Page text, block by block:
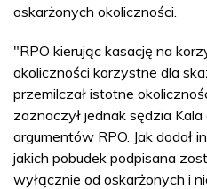
oskarżonych okoliczności.
"RPO kierując kasację na
okoliczności korzystne dla
przemilczał istotne
zaznaczył jednak sędzia
argumentów RPO. Jak dodał
jakich pobudek podpisana
wyłącznie od oskarżonych i